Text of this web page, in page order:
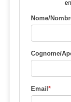
Nome/
Cognome/
Email*